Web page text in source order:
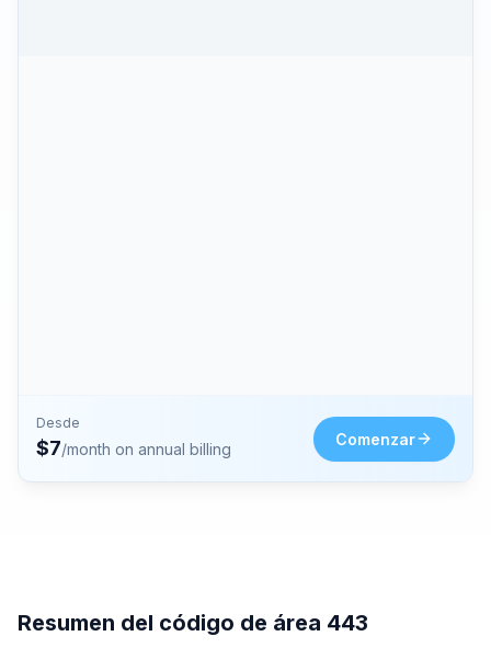
Desde
$7/month on annual billing
Comenzar
Resumen del código de área 443